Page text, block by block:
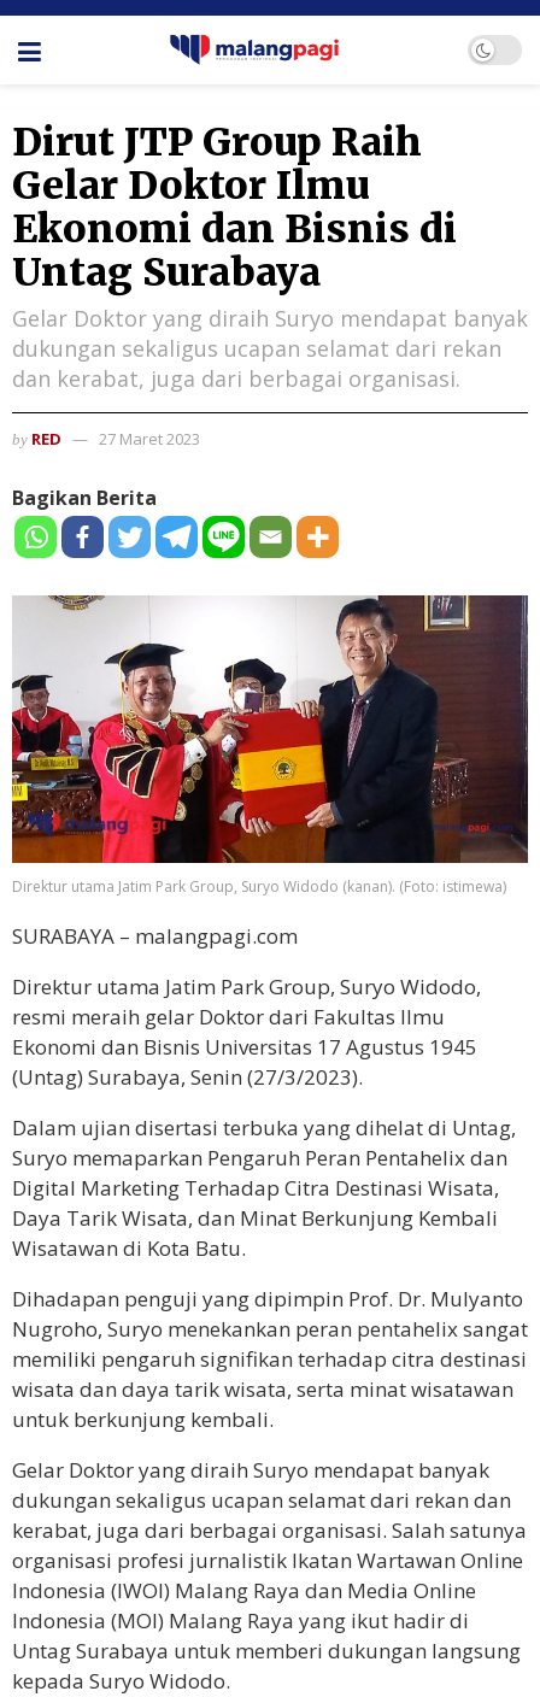
Dirut JTP Group Raih
Gelar Doktor Ilmu
Ekonomi dan Bisnis di
Untag Surabaya
Gelar Doktor yang diraih Suryo mendapat banyak
dukungan sekaligus ucapan selamat dari rekan
dan kerabat, juga dari berbagai organisasi.
by RED 27 Maret 2023
Bagikan Berita
Direktur utama Jatim Park Group, Suryo Widodo (kanan). (Foto: istimewa)
SURABAYA – malangpagi.com
Direktur utama Jatim Park Group, Suryo Widodo,
resmi meraih gelar Doktor dari Fakultas Ilmu
Ekonomi dan Bisnis Universitas 17 Agustus 1945
(Untag) Surabaya, Senin (27/3/2023).
Dalam ujian disertasi terbuka yang dihelat di Untag,
Suryo memaparkan Pengaruh Peran Pentahelix dan
Digital Marketing Terhadap Citra Destinasi Wisata,
Daya Tarik Wisata, dan Minat Berkunjung Kembali
Wisatawan di Kota Batu.
Dihadapan penguji yang dipimpin Prof. Dr. Mulyanto
Nugroho, Suryo menekankan peran pentahelix sangat
memiliki pengaruh signifikan terhadap citra destinasi
wisata dan daya tarik wisata, serta minat wisatawan
untuk berkunjung kembali.
Gelar Doktor yang diraih Suryo mendapat banyak
dukungan sekaligus ucapan selamat dari rekan dan
kerabat, juga dari berbagai organisasi. Salah satunya
organisasi profesi jurnalistik Ikatan Wartawan Online
Indonesia (IWOI) Malang Raya dan Media Online
Indonesia (MOI) Malang Raya yang ikut hadir di
Untag Surabaya untuk memberi dukungan langsung
kepada Suryo Widodo.